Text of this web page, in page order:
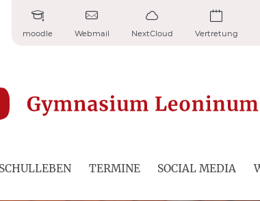
moodle Webmail NextCloud Vertretung
SCHULLEBEN TERMINE SOCIAL MEDIA